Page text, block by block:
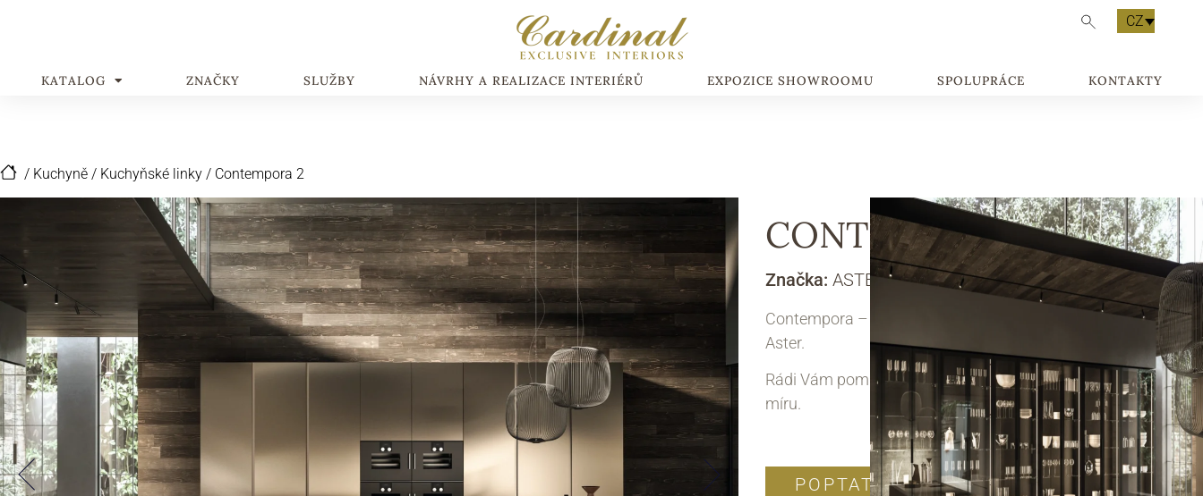
CZ
KATALOG ZNAČKY SLUŽBY NÁVRHY A REALIZACE INTERIÉRŮ EXPOZICE SHOWROOMU SPOLUPRÁCE KONTAKTY
/ Kuchyně / Kuchyňské linky / Contempora 2
CONTEMPORA 2
Značka: ASTER
Contempora – moderní kuchyň od italské značky
Aster.
Rádi Vám pomůžeme s návrhem kuchyně na
míru.
POPTAT PRODUKT